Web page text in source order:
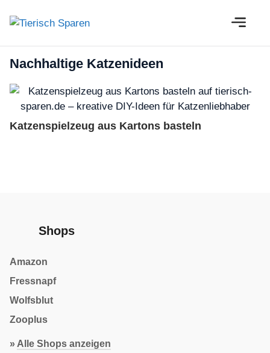
Inhalt
Nachhaltige Katzenideen
Katzenspielzeug aus Kartons basteln
Shops
Amazon
Fressnapf
Wolfsblut
Zooplus
» Alle Shops anzeigen